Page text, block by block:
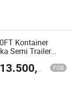
Kontainer
Semi Trailer
13.500,00 FOB